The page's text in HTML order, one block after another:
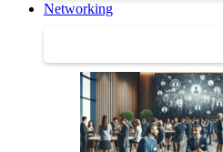
Networking